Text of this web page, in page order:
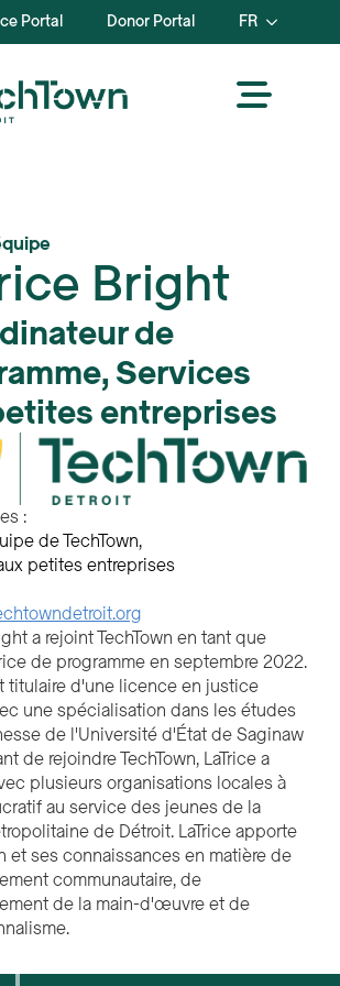
Portal Donor Portal FR
Bright
de
Services
entreprises
:
de TechTown
petites entreprises
a rejoint TechTown en tant que
de programme en septembre 2022.
titulaire d'une licence en justice
une spécialisation dans les études
de l'Université d'État de Saginaw
de rejoindre TechTown, LaTrice a
plusieurs organisations locales à
au service des jeunes de la
de Détroit. LaTrice apporte
et ses connaissances en matière de
communautaire, de
de la main-d'œuvre et de